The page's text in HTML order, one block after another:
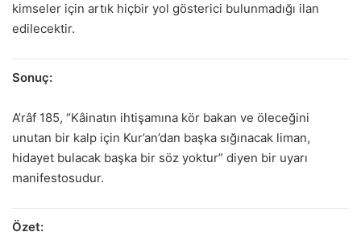
kimseler için artık hiçbir yol gösterici bulunmadığı ilan
edilecektir.
Sonuç:
A’râf 185, “Kâinatın ihtişamına kör bakan ve öleceğini
unutan bir kalp için Kur’an’dan başka sığınacak liman,
hidayet bulacak başka bir söz yoktur” diyen bir uyarı
manifestosudur.
Özet: